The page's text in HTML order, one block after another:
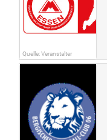
Quelle: Veranstalter